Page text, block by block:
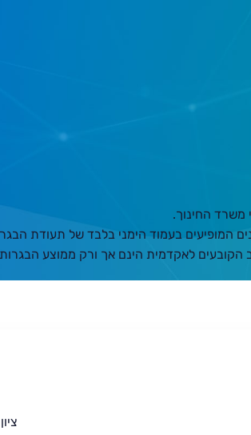
משרד החינוך.
המופיעים בעמוד הימני בלבד של תעודת
הקובעים לאקדמית הינם אך ורק ממוצע